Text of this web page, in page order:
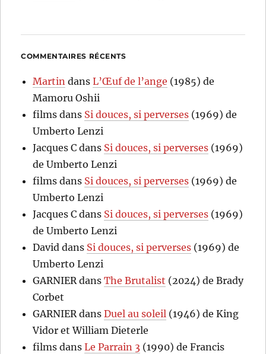
COMMENTAIRES RÉCENTS
Martin dansL’Œuf de l’ange (1985) de
Mamoru Oshii
films dans Si douces, si perverses (1969) de
Umberto Lenzi
Jacques C dans Si douces, si perverses (1969)
de Umberto Lenzi
films dans Si douces, si perverses (1969) de
Umberto Lenzi
Jacques C dans Si douces, si perverses (1969)
de Umberto Lenzi
David dans Si douces, si perverses (1969) de
Umberto Lenzi
GARNIERdansThe Brutalist (2024) de Brady
Corbet
GARNIERdansDuel au soleil (1946) de King
Vidor et William Dieterle
films dansLe Parrain 3 (1990) de Francis